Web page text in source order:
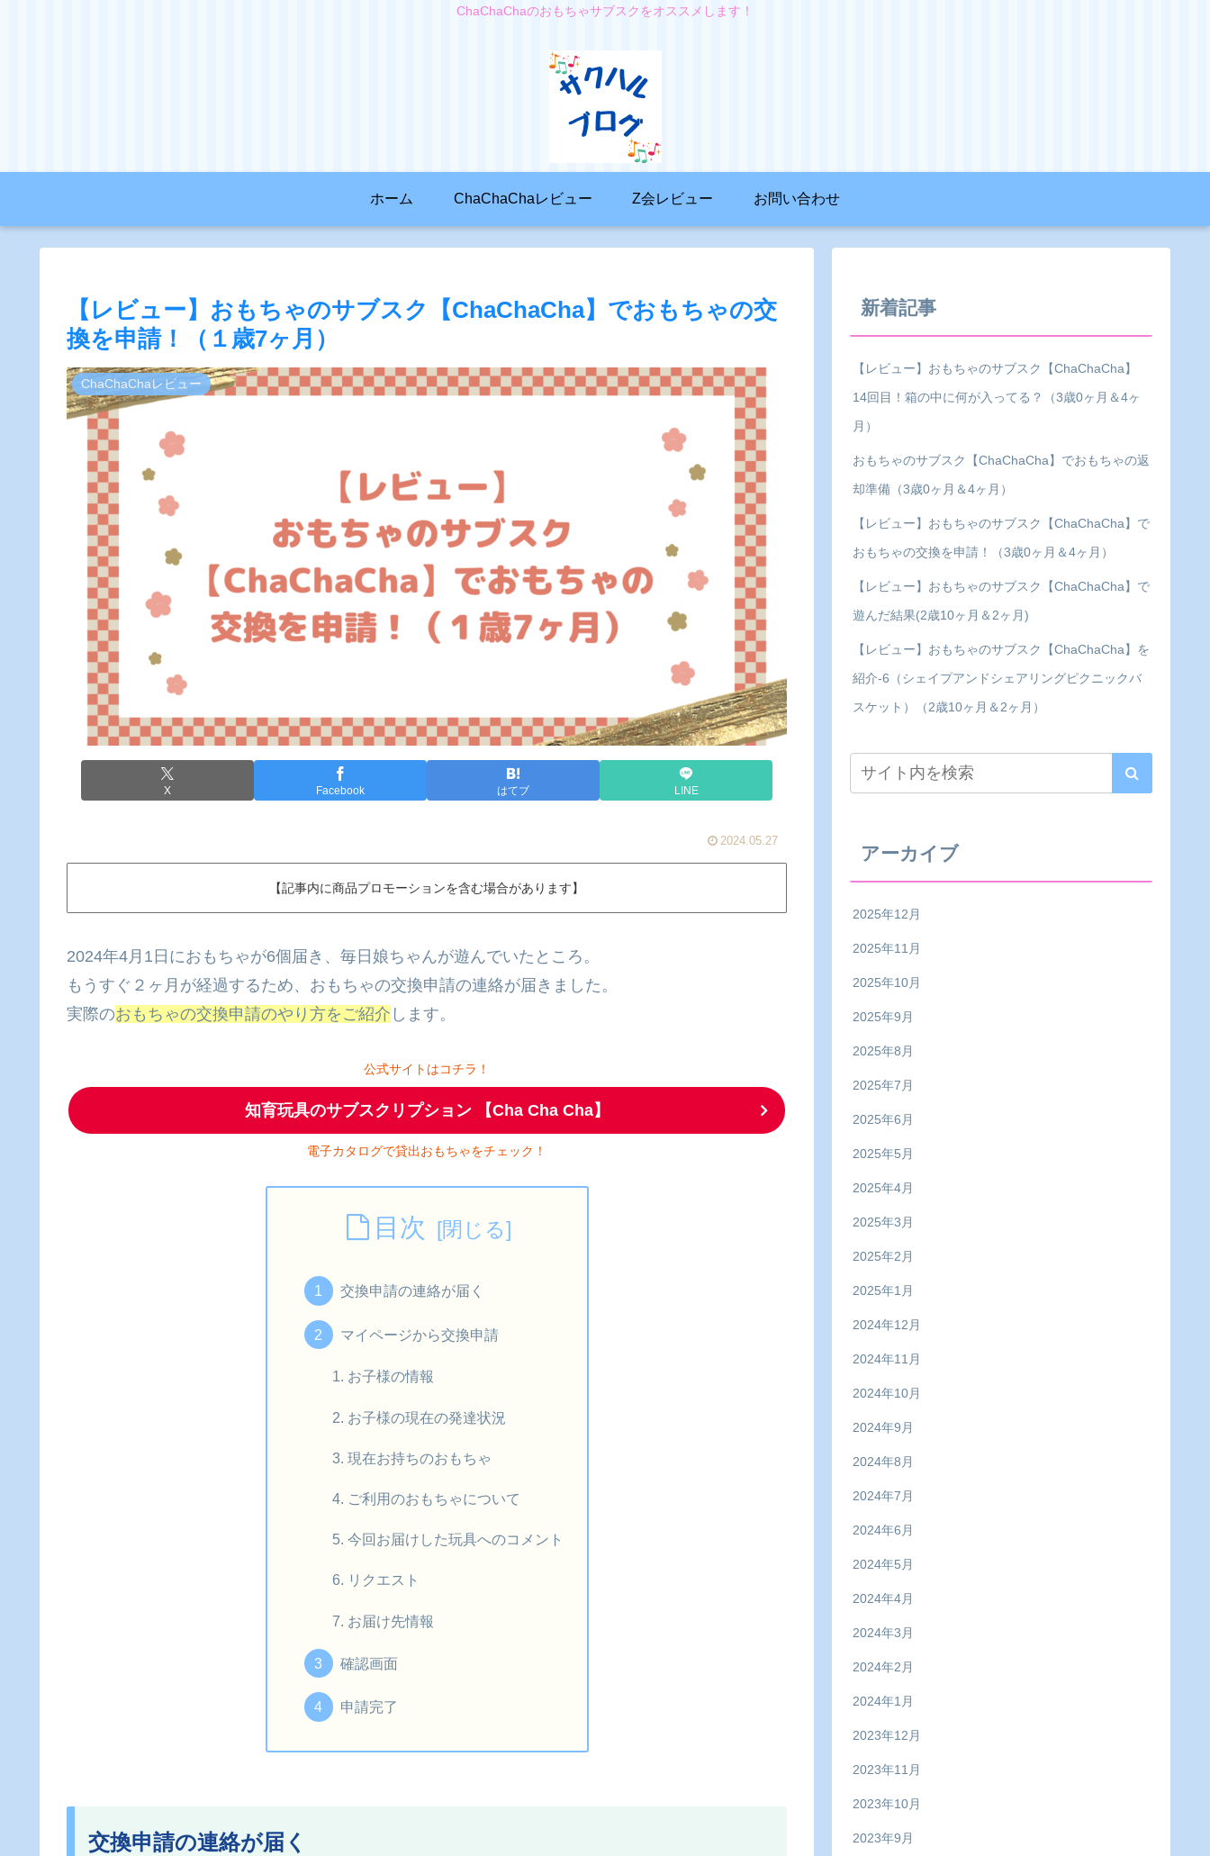
ChaChaChaのおもちゃサブスクをオススメします！
ホーム ChaChaChaレビュー Z会レビュー お問い合わせ
【レビュー】おもちゃのサブスク【ChaChaCha】でおもちゃの交
換を申請！（１歳7ヶ月）
ChaChaChaレビュー
X Facebook はてブ LINE
2024.05.27
【記事内に商品プロモーションを含む場合があります】
2024年4月1日におもちゃが6個届き、毎日娘ちゃんが遊んでいたところ。
もうすぐ２ヶ月が経過するため、おもちゃの交換申請の連絡が届きました。
実際のおもちゃの交換申請のやり方をご紹介 します。
公式サイトはコチラ！
知育玩具のサブスクリプション 【Cha Cha Cha】
電子カタログで貸出おもちゃをチェック！
目次
交換申請の連絡が届く
マイページから交換申請
お子様の情報
お子様の現在の発達状況
現在お持ちのおもちゃ
ご利用のおもちゃについて
今回お届けした玩具へのコメント
リクエスト
お届け先情報
確認画面
申請完了
交換申請の連絡が届く
新着記事
【レビュー】おもちゃのサブスク【ChaChaCha】
14回目！箱の中に何が入ってる？（3歳0ヶ月＆4ヶ
月）
おもちゃのサブスク【ChaChaCha】でおもちゃの返
却準備（3歳0ヶ月＆4ヶ月）
【レビュー】おもちゃのサブスク【ChaChaCha】で
おもちゃの交換を申請！（3歳0ヶ月＆4ヶ月）
【レビュー】おもちゃのサブスク【ChaChaCha】で
遊んだ結果(2歳10ヶ月＆2ヶ月)
【レビュー】おもちゃのサブスク【ChaChaCha】を
紹介-6（シェイプアンドシェアリングピクニックバ
スケット）（2歳10ヶ月＆2ヶ月）
アーカイブ
2025年12月
2025年11月
2025年10月
2025年9月
2025年8月
2025年7月
2025年6月
2025年5月
2025年4月
2025年3月
2025年2月
2025年1月
2024年12月
2024年11月
2024年10月
2024年9月
2024年8月
2024年7月
2024年6月
2024年5月
2024年4月
2024年3月
2024年2月
2024年1月
2023年12月
2023年11月
2023年10月
2023年9月